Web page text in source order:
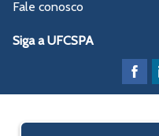
Fale conosco
Siga a UFCSPA